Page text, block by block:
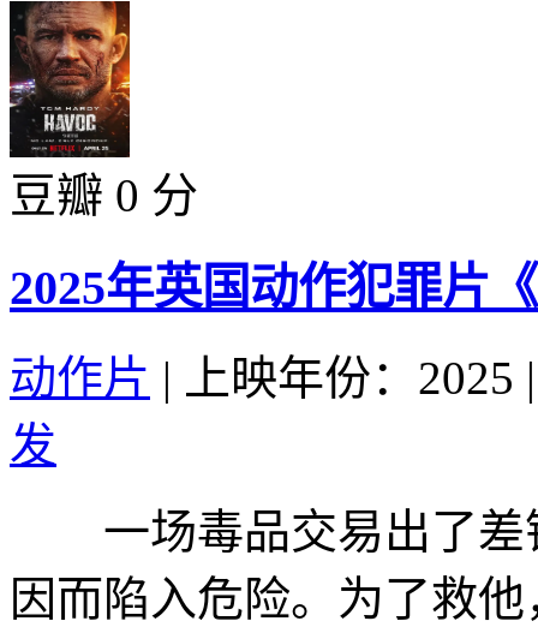
豆瓣 0 分
2025年英国动作犯罪片
动作片 | 上映年份：2025 |
发
一场毒品交易出了差
因而陷入危险。为了救